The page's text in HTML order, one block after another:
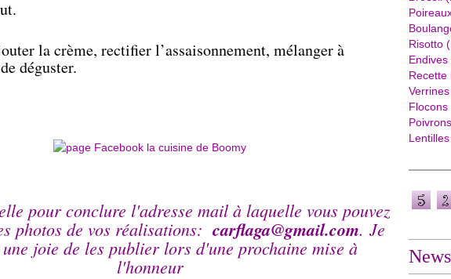
la crème, rectifier l’assaisonnement, mélanger à
déguster.
pour conclure l'adresse mail à laquelle vous pouvez
photos de vos réalisations: carflaga@gmail.com. Je
joie de les publier lors d'une prochaine mise à
l'honneur
Risotto
Endives
Recette
Verrines
Flocons
Poivrons
Lentilles